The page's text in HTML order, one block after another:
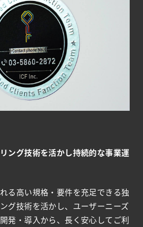
ング技術を活かし持続的な事業運
る高い規格・要件を充足できる独
グ技術を活かし、ユーザーニーズ
発・導入から、長く安心してご利